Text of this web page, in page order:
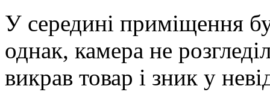
У середині приміщення
однак, камера не
викрав товар і зник у